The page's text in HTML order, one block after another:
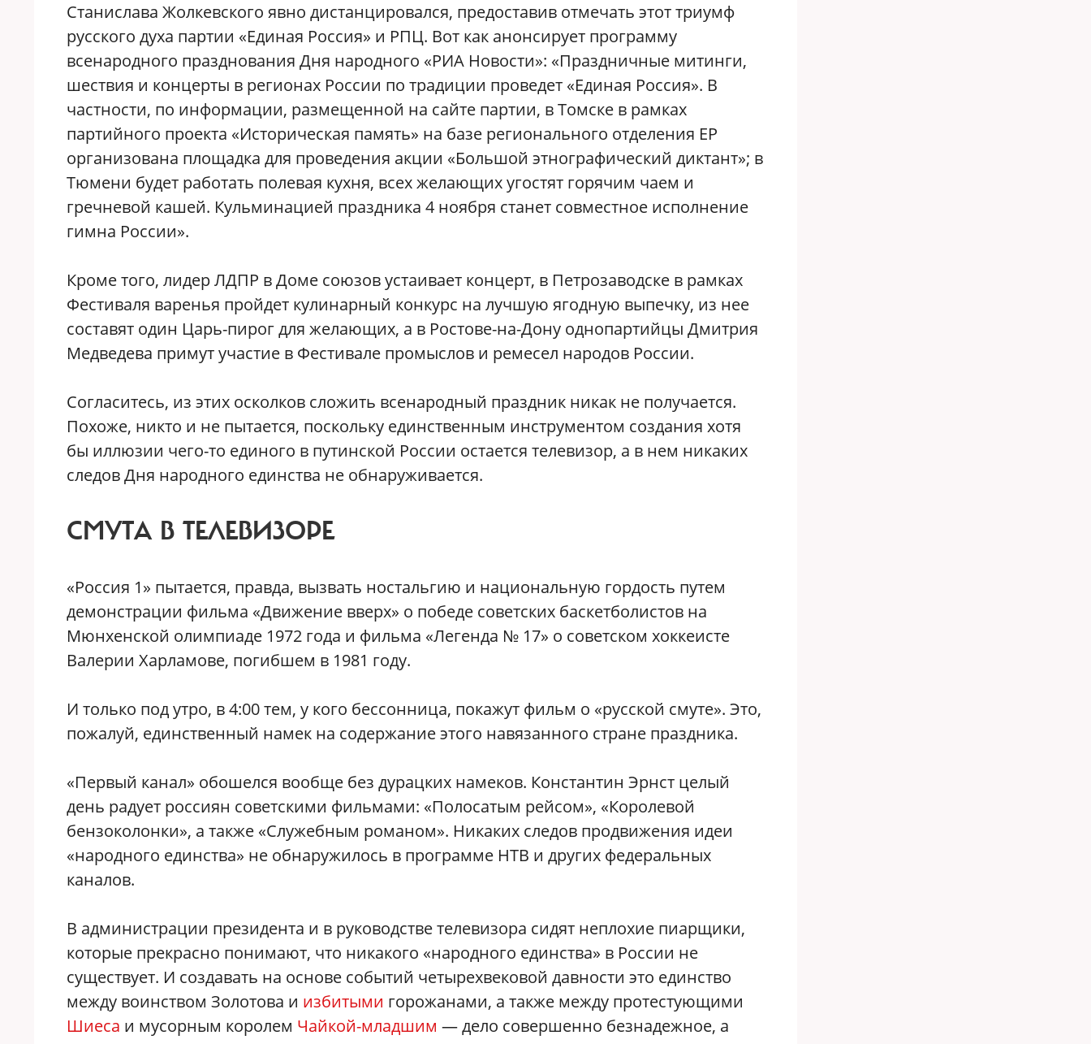
Станислава Жолкевского явно дистанцировался, предоставив отмечать этот триумф
русского духа партии «Единая Россия» и РПЦ. Вот как анонсирует программу
всенародного празднования Дня народного «РИА Новости»: «Праздничные митинги,
шествия и концерты в регионах России по традиции проведет «Единая Россия». В
частности, по информации, размещенной на сайте партии, в Томске в рамках
партийного проекта «Историческая память» на базе регионального отделения ЕР
организована площадка для проведения акции «Большой этнографический диктант»; в
Тюмени будет работать полевая кухня, всех желающих угостят горячим чаем и
гречневой кашей. Кульминацией праздника 4 ноября станет совместное исполнение
гимна России».
Кроме того, лидер ЛДПР в Доме союзов устаивает концерт, в Петрозаводске в рамках
Фестиваля варенья пройдет кулинарный конкурс на лучшую ягодную выпечку, из нее
составят один Царь-пирог для желающих, а в Ростове-на-Дону однопартийцы Дмитрия
Медведева примут участие в Фестивале промыслов и ремесел народов России.
Согласитесь, из этих осколков сложить всенародный праздник никак не получается.
Похоже, никто и не пытается, поскольку единственным инструментом создания хотя
бы иллюзии чего-то единого в путинской России остается телевизор, а в нем никаких
следов Дня народного единства не обнаруживается.
СМУТА В ТЕЛЕВИЗОРЕ
«Россия 1» пытается, правда, вызвать ностальгию и национальную гордость путем
демонстрации фильма «Движение вверх» о победе советских баскетболистов на
Мюнхенской олимпиаде 1972 года и фильма «Легенда № 17» о советском хоккеисте
Валерии Харламове, погибшем в 1981 году.
И только под утро, в 4:00 тем, у кого бессонница, покажут фильм о «русской смуте». Это,
пожалуй, единственный намек на содержание этого навязанного стране праздника.
«Первый канал» обошелся вообще без дурацких намеков. Константин Эрнст целый
день радует россиян советскими фильмами: «Полосатым рейсом», «Королевой
бензоколонки», а также «Служебным романом». Никаких следов продвижения идеи
«народного единства» не обнаружилось в программе НТВ и других федеральных
каналов.
В администрации президента и в руководстве телевизора сидят неплохие пиарщики,
которые прекрасно понимают, что никакого «народного единства» в России не
существует. И создавать на основе событий четырехвековой давности это единство
между воинством Золотова и избитыми горожанами, а также между протестующими
Шиеса и мусорным королем Чайкой-младшим — дело совершенно безнадежное, а